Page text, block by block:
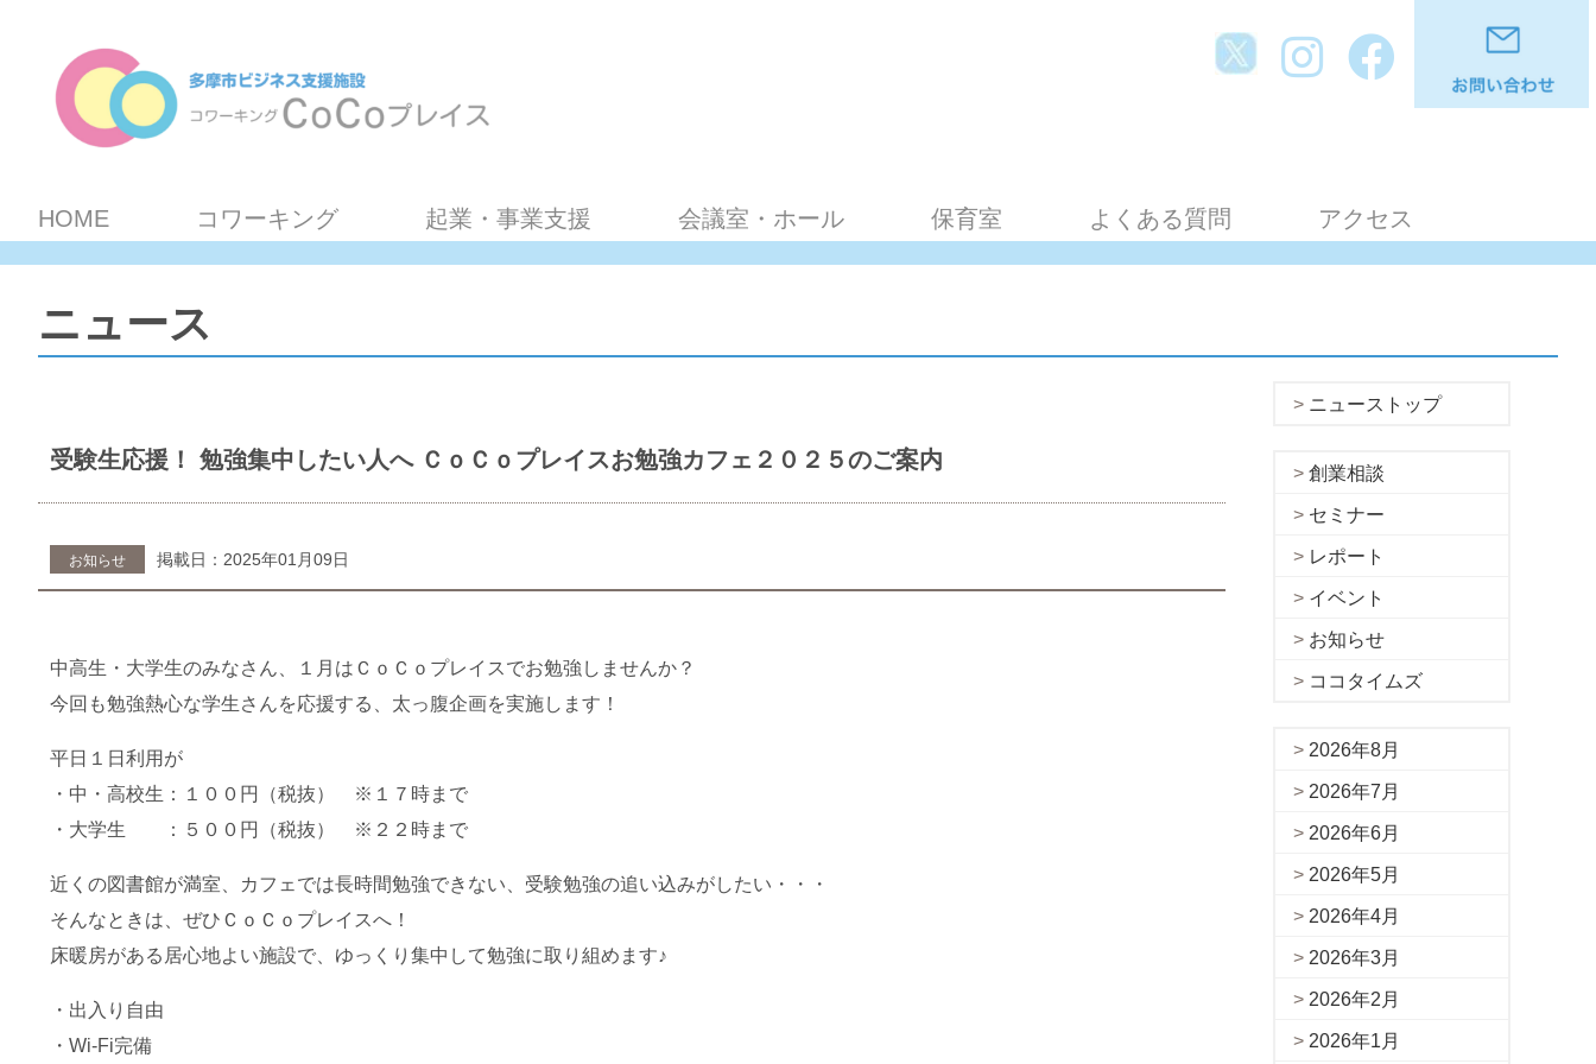
HOME コワーキング 起業・事業支援 会議室・ホール 保育室 よくある質問 アクセス
ニュース
受験生応援！ 勉強集中したい人へ ＣｏＣｏプレイスお勉強カフェ２０２５のご案内
お知らせ 掲載日：2025年01月09日
中高生・大学生のみなさん、１月はＣｏＣｏプレイスでお勉強しませんか？
今回も勉強熱心な学生さんを応援する、太っ腹企画を実施します！
平日１日利用が
・中・高校生：１００円（税抜） ※１７時まで
・大学生 ：５００円（税抜） ※２２時まで
近くの図書館が満室、カフェでは長時間勉強できない、受験勉強の追い込みがしたい・・・
そんなときは、ぜひＣｏＣｏプレイスへ！
床暖房がある居心地よい施設で、ゆっくり集中して勉強に取り組めます♪
・出入り自由
・Wi-Fi完備
ニューストップ
創業相談
セミナー
レポート
イベント
お知らせ
ココタイムズ
2026年8月
2026年7月
2026年6月
2026年5月
2026年4月
2026年3月
2026年2月
2026年1月